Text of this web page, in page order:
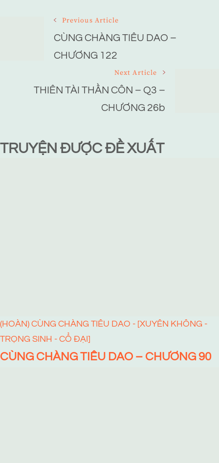
Navigation
Previous Article
CÙNG CHÀNG TIÊU DAO –
CHƯƠNG 122
Next Article
THIÊN TÀI THẦN CÔN – Q3 –
CHƯƠNG 26b
TRUYỆN ĐƯỢC ĐỀ XUẤT
(HOÀN) CÙNG CHÀNG TIÊU DAO - [XUYÊN KHÔNG -
TRỌNG SINH - CỔ ĐẠI]
CÙNG CHÀNG TIÊU DAO – CHƯƠNG 90